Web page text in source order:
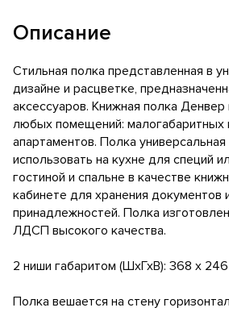
Описание
Стильная полка представленная в
дизайне и расцветке,
аксессуаров. Книжная полка
любых помещений: малогабаритных
апартаментов. Полка
использовать на кухне для специй
гостиной и спальне в качестве
кабинете для хранения документов
принадлежностей. Полка
ЛДСП высокого качества.
2 ниши габаритом (ШхГхВ): 368 х
Полка вешается на стену